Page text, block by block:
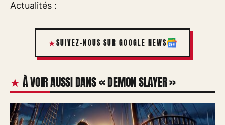
Actualités :
SUIVEZ-NOUS SUR GOOGLE NEWS
À VOIR AUSSI DANS « DEMON SLAYER »